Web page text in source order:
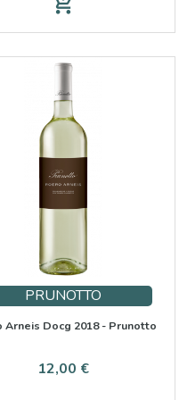
PRUNOTTO
Arneis Docg 2018 - Prunotto
Preis
12,00 €